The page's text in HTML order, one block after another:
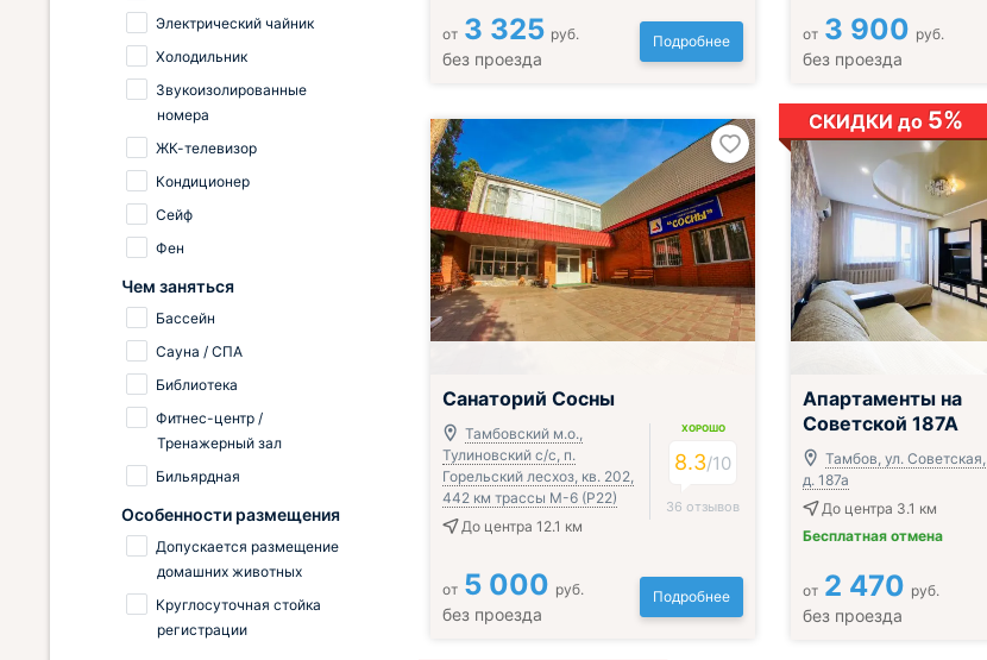
от 3 325 руб.
без проезда
Подробнее от 3 900 руб.
без проезда
Включён завтрак, обед и ужин
Санаторий Сосны
Тамбовский м.о.,
Тулиновский с/с, п.
Горельский лесхоз, кв. 202,
442 км трассы М-6 (Р22)
До центра 12.1 км
ХОРОШО
8.3/10
36 отзывов
от 5 000 руб.
без проезда
Подробнее
СКИДКИ до5%
Апартаменты на
Советской 187А
Тамбов, ул. Советская,
д. 187а
До центра 3.1 км
Бесплатная отмена
от 2 470 руб.
без проезда
Электрический чайник
Холодильник
Звукоизолированные
номера
ЖК-телевизор
Кондиционер
Сейф
Фен
Чем заняться
Бассейн
Сауна / СПА
Библиотека
Фитнес-центр /
Тренажерный зал
Бильярдная
Особенности размещения
Допускается размещение
домашних животных
Круглосуточная стойка
регистрации